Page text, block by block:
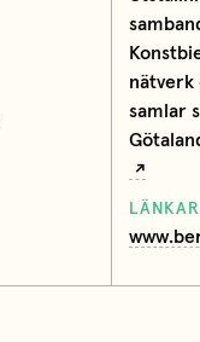
nätverk
samlar
LÄNKAR